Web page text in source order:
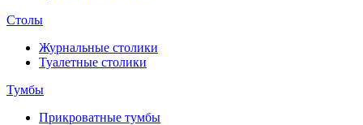
Столы
Журнальные столики
Туалетные столики
Тумбы
Прикроватные тумбы